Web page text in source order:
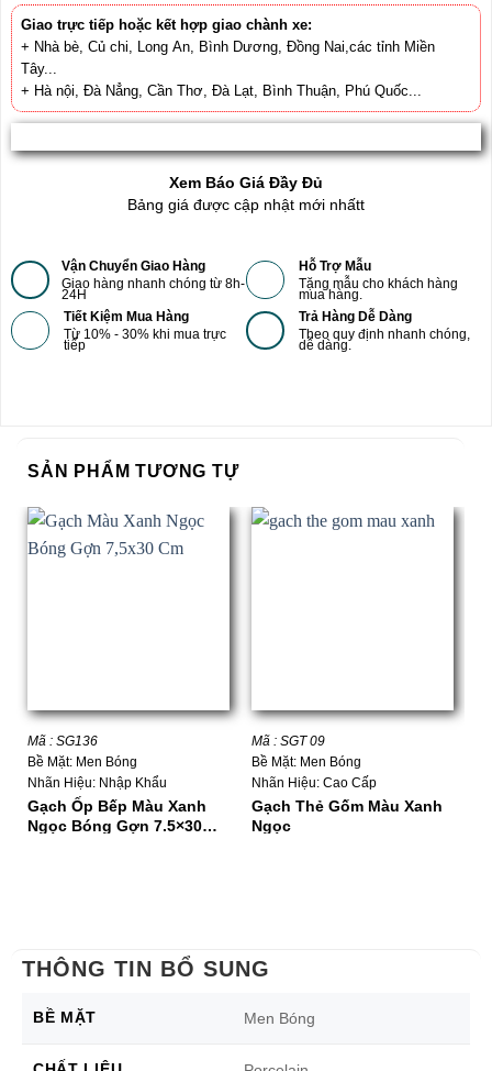
Giao trực tiếp hoặc kết hợp giao chành xe:
+ Nhà bè, Củ chi, Long An, Bình Dương, Đồng Nai,các tỉnh Miền
Tây...
+ Hà nội, Đà Nẳng, Cần Thơ, Đà Lạt, Bình Thuận, Phú Quốc...
Xem Báo Giá Đầy Đủ
Bảng giá được cập nhật mới nhấtt
Vận Chuyển Giao Hàng
Giao hàng nhanh chóng từ 8h-
24H
Hỗ Trợ Mẫu
Tặng mẫu cho khách hàng
mua hàng.
Tiết Kiệm Mua Hàng
Từ 10% - 30% khi mua trực
tiếp
Trả Hàng Dễ Dàng
Theo quy định nhanh chóng,
dễ dàng.
SẢN PHẨM TƯƠNG TỰ
Mã : SG136
Bề Mặt: Men Bóng
Nhãn Hiệu: Nhập Khẩu
Gạch Ốp Bếp Màu Xanh
Ngọc Bóng Gợn 7.5×30
Mã : SGT 09
Bề Mặt: Men Bóng
Nhãn Hiệu: Cao Cấp
Gạch Thẻ Gốm Màu Xanh
Ngọc
THÔNG TIN BỔ SUNG
BỀ MẶT Men Bóng